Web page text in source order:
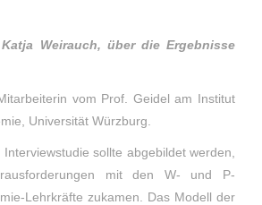
Weirauch, über die Ergebnisse
vom Prof. Geidel am Institut
Universität Würzburg.
sollte abgebildet werden,
mit den W- und P-
Lehrkräfte zukamen. Das Modell der